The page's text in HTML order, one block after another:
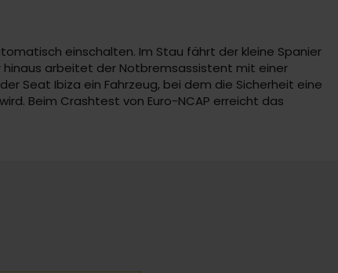
einschalten. Im Stau fährt der kleine Spanier
hinaus arbeitet der Notbremsassistent mit einer
Seat Ibiza ein Fahrzeug, bei dem die Sicherheit eine
Beim Crashtest von Euro-NCAP erreicht das